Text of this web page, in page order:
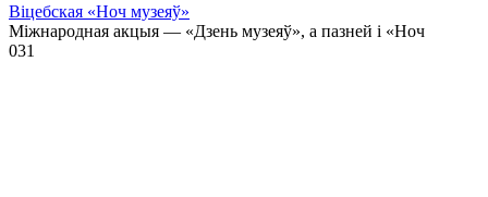
Віцебская «Ноч музеяў»
Міжнародная акцыя — «Дзень музеяў», а пазней і «Ноч
031